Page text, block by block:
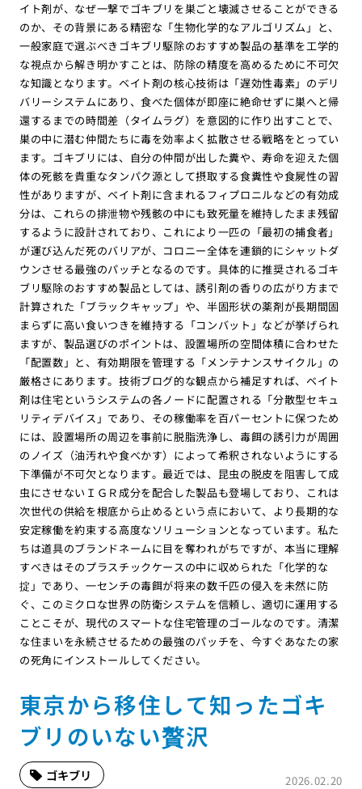
イト剤が、なぜ一撃でゴキブリを巣ごと壊滅させることができる
のか、その背景にある精密な「生物化学的なアルゴリズム」と、
一般家庭で選ぶべきゴキブリ駆除のおすすめ製品の基準を工学的
な視点から解き明かすことは、防除の精度を高めるために不可欠
な知識となります。ベイト剤の核心技術は「遅効性毒素」のデリ
バリーシステムにあり、食べた個体が即座に絶命せずに巣へと帰
還するまでの時間差（タイムラグ）を意図的に作り出すことで、
巣の中に潜む仲間たちに毒を効率よく拡散させる戦略をとってい
ます。ゴキブリには、自分の仲間が出した糞や、寿命を迎えた個
体の死骸を貴重なタンパク源として摂取する食糞性や食屍性の習
性がありますが、ベイト剤に含まれるフィプロニルなどの有効成
分は、これらの排泄物や残骸の中にも致死量を維持したまま残留
するように設計されており、これにより一匹の「最初の捕食者」
が運び込んだ死のバリアが、コロニー全体を連鎖的にシャットダ
ウンさせる最強のパッチとなるのです。具体的に推奨されるゴキ
ブリ駆除のおすすめ製品としては、誘引剤の香りの広がり方まで
計算された「ブラックキャップ」や、半固形状の薬剤が長期間固
まらずに高い食いつきを維持する「コンバット」などが挙げられ
ますが、製品選びのポイントは、設置場所の空間体積に合わせた
「配置数」と、有効期限を管理する「メンテナンスサイクル」の
厳格さにあります。技術ブログ的な観点から補足すれば、ベイト
剤は住宅というシステムの各ノードに配置される「分散型セキュ
リティデバイス」であり、その稼働率を百パーセントに保つため
には、設置場所の周辺を事前に脱脂洗浄し、毒餌の誘引力が周囲
のノイズ（油汚れや食べかす）によって希釈されないようにする
下準備が不可欠となります。最近では、昆虫の脱皮を阻害して成
虫にさせないＩＧＲ成分を配合した製品も登場しており、これは
次世代の供給を根底から止めるという点において、より長期的な
安定稼働を約束する高度なソリューションとなっています。私た
ちは道具のブランドネームに目を奪われがちですが、本当に理解
すべきはそのプラスチックケースの中に収められた「化学的な
掟」であり、一センチの毒餌が将来の数千匹の侵入を未然に防
ぐ、このミクロな世界の防衛システムを信頼し、適切に運用する
ことこそが、現代のスマートな住宅管理のゴールなのです。清潔
な住まいを永続させるための最強のパッチを、今すぐあなたの家
の死角にインストールしてください。
東京から移住して知ったゴキ
ブリのいない贅沢
2026.02.20
ゴキブリ